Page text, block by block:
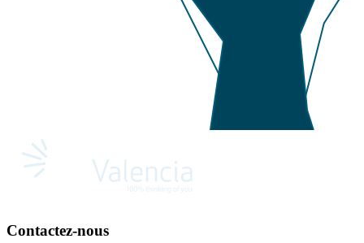
Contactez-nous